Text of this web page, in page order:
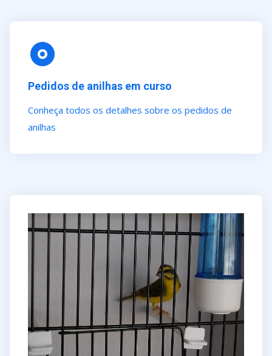
Pedidos de anilhas em curso
Conheça todos os detalhes sobre os pedidos de
anilhas